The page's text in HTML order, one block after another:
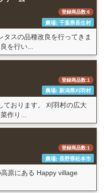
登録商品数:6
農場: 千葉県長生村
スの品種改良を行ってきま
を行い...
登録商品数:1
農場: 新潟県刈羽村
ております。 刈羽村の広大
作り...
登録商品数:1
農場: 長野県松本市
原にある Happy village